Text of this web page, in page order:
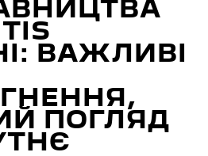
ВАЖЛИВІ
ПОГЛЯД